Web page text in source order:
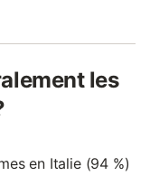
les
en Italie (94 %)